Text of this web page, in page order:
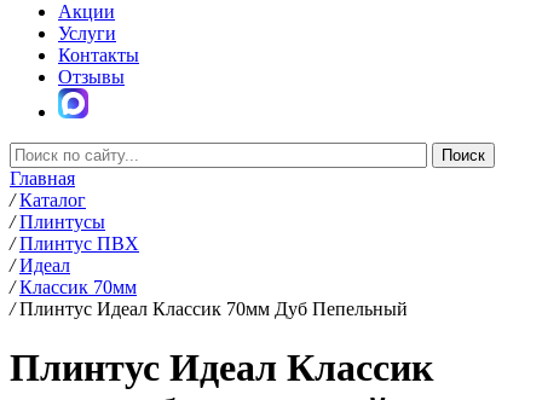
Акции
Услуги
Контакты
Отзывы
Главная
/ Каталог
/ Плинтусы
/ Плинтус ПВХ
/ Идеал
/ Классик 70мм
/ Плинтус Идеал Классик 70мм Дуб Пепельный
Плинтус Идеал Классик